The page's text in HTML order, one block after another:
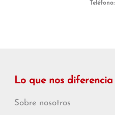
Teléfono:
Lo que nos diferencia
Sobre nosotros